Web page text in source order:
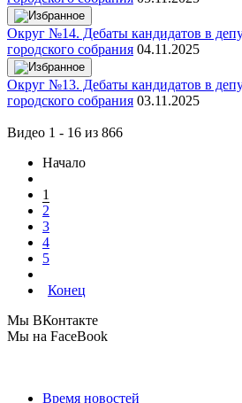
Округ №14. Дебаты кандидатов в
городского собрания 04.11.2025
Округ №13. Дебаты кандидатов в
городского собрания 03.11.2025
Видео 1 - 16 из 866
Начало
1
2
3
4
5
Конец
Мы ВКонтакте
Мы на FaceBook
Время новостей